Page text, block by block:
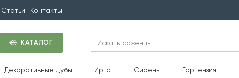
Статьи Контакты
КАТАЛОГ
Search
for:
Декоративные дубы Ирга Сирень Гортензия